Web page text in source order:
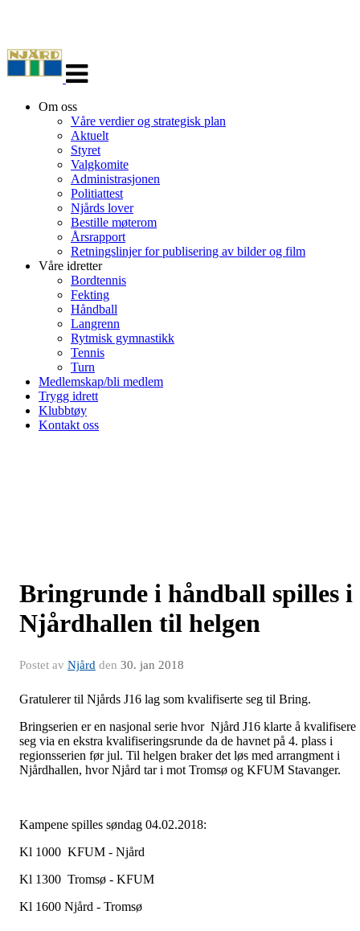
navigasjon
Om oss
Våre verdier og strategisk plan
Aktuelt
Styret
Valgkomite
Administrasjonen
Politiattest
Njårds lover
Bestille møterom
Årsrapport
Retningslinjer for publisering av bilder og film
Våre idretter
Bordtennis
Fekting
Håndball
Langrenn
Rytmisk gymnastikk
Tennis
Turn
Medlemskap/bli medlem
Trygg idrett
Klubbtøy
Kontakt oss
Bringrunde i håndball spilles i
Njårdhallen til helgen
Postet av Njård den 30. jan 2018
Gratulerer til Njårds J16 lag som kvalifiserte seg til Bring.
Bringserien er en nasjonal serie hvor Njård J16 klarte å kvalifisere
seg via en ekstra kvalifiseringsrunde da de havnet på 4. plass i
regionsserien før jul. Til helgen braker det løs med arrangment i
Njårdhallen, hvor Njård tar i mot Tromsø og KFUM Stavanger.
Kampene spilles søndag 04.02.2018:
Kl 1000 KFUM - Njård
Kl 1300 Tromsø - KFUM
Kl 1600 Njård - Tromsø